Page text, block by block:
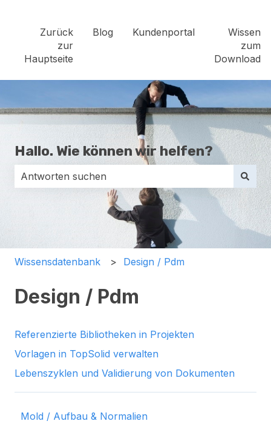
Zurück
zur
Hauptseite
Blog Kundenportal
Wissen
zum
Download
Hallo. Wie können wir helfen?
Es gibt keine Vorschläge, da das Suchfeld leer ist.
Wissensdatenbank Design / Pdm
Design / Pdm
Referenzierte Bibliotheken in Projekten
Vorlagen in TopSolid verwalten
Lebenszyklen und Validierung von Dokumenten
Mold / Aufbau & Normalien